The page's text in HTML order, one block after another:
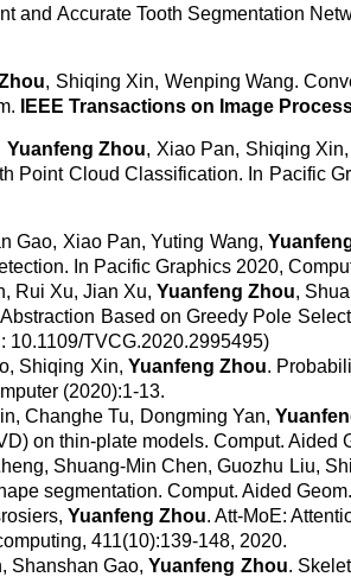
and Accurate Tooth Segmentation
, Shiqing Xin, Wenping Wang.
IEEE Transactions on Image
Yuanfeng Zhou, Xiao Pan, Shiqing
Point Cloud Classification. In Pacific
Gao, Xiao Pan, Yuting Wang,
In Pacific Graphics 2020,
Rui Xu, Jian Xu,Yuanfeng Zhou,
Based on Greedy Pole
10.1109/TVCG.2020.2995495)
Shiqing Xin, Yuanfeng Zhou.
(2020):1-13.
Changhe Tu, Dongming Yan,
on thin-plate models. Comput. Aided
Shuang-Min Chen, Guozhu Liu,
segmentation. Comput. Aided
Yuanfeng Zhou. Att-MoE:
, 411(10):139-148, 2020.
Shanshan Gao,Yuanfeng Zhou.